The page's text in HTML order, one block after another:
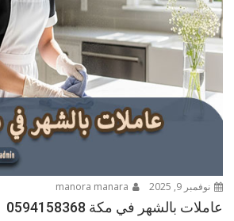
نوفمبر 9, 2025
عاملات بالشهر في مكة 0594158368